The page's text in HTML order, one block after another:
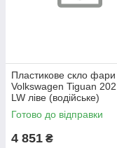
Пластикове скло фари
Volkswagen Tiguan
LW ліве (водійське)
Готово до відправки
4 851 ₴